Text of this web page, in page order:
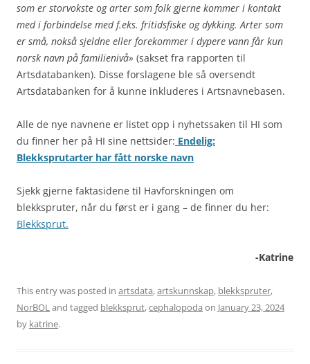
som er storvokste og arter som folk gjerne kommer i kontakt
med i forbindelse med f.eks. fritidsfiske og dykking. Arter som
er små, nokså sjeldne eller forekommer i dypere vann får kun
norsk navn på familienivå» (sakset fra rapporten til
Artsdatabanken). Disse forslagene ble så oversendt
Artsdatabanken for å kunne inkluderes i Artsnavnebasen.
Alle de nye navnene er listet opp i nyhetssaken til HI som
du finner her på HI sine nettsider: Endelig:
Blekksprutarter har fått norske navn
Sjekk gjerne faktasidene til Havforskningen om
blekkspruter, når du først er i gang – de finner du her:
Blekksprut.
-Katrine
This entry was posted in artsdata,artskunnskap, blekkspruter,
NorBOL and tagged blekksprut,cephalopoda on January 23, 2024
by katrine.